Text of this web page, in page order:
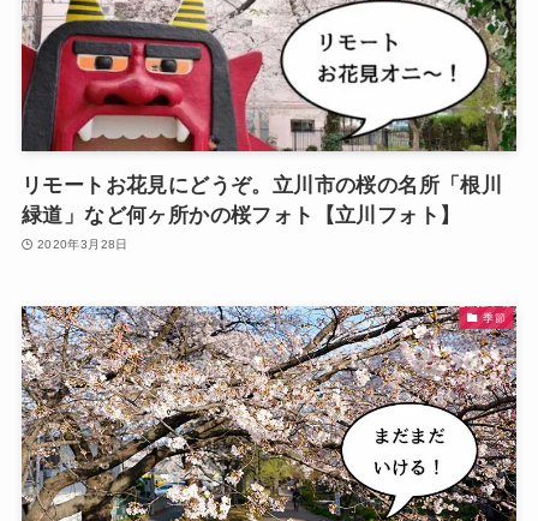
リモートお花見にどうぞ。立川市の桜の名所「根川
緑道」など何ヶ所かの桜フォト【立川フォト】
2020年3月28日
季節